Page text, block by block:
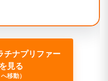
チナプリファー
見る
移動）